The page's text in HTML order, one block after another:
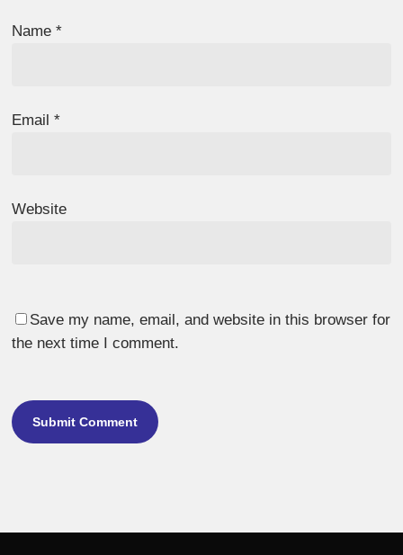
Name*
Email*
Website
Save my name, email, and website in this browser for
the next time I comment.